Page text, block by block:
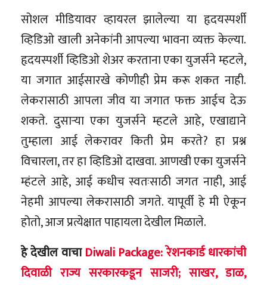
सोशल मीडियावर व्हायरल झालेल्या या हृदयस्पर्शी
व्हिडिओ खाली अनेकांनी आपल्या भावना व्यक्त केल्या.
हृदयस्पर्शी व्हिडिओ शेअर करताना एका युजर्सने म्हटले,
या जगात आईसारखे कोणीही प्रेम करू शकत नाही.
लेकरासाठी आपला जीव या जगात फक्त आईच देऊ
शकते. दुसाऱ्या एका युजर्सने म्हटले आहे, एखाद्याने
तुम्हाला आई लेकरावर किती प्रेम करते? हा प्रश्न
विचारला, तर हा व्हिडिओ दाखवा. आणखी एका युजर्सने
म्हंटले आहे, आई कधीच स्वतःसाठी जगत नाही, आई
नेहमी आपल्या लेकरासाठी जगते. यापूर्वी हे मी ऐकून
होतो, आज प्रत्येक्षात पाहायला देखील मिळाले.
हे देखील वाचाDiwali Package: रेशनकार्ड धारकांची
दिवाळी राज्य सरकारकडून साजरी; साखर, डाळ,